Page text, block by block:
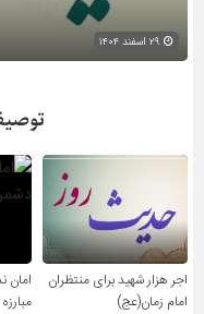
اجر هزار شهید برای منتظران
امام زمان(عج)
امان
مبارزه